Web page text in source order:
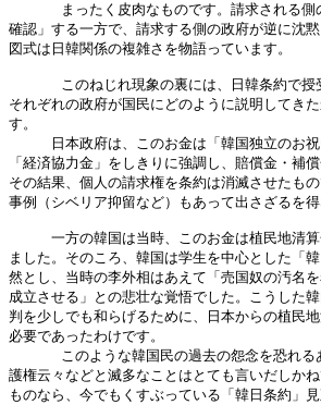
まったく皮肉なものです。請求される側
確認」する一方で、請求する側の政府が逆に沈
図式は日韓関係の複雑さを物語っています。
このねじれ現象の裏には、日韓条約で授
それぞれの政府が国民にどのように説明してき
す。
日本政府は、このお金は「韓国独立のお祝
「経済協力金」をしきりに強調し、賠償金・補
その結果、個人の請求権を条約は消滅させたも
事例（シベリア抑留など）もあって出さざるを得
一方の韓国は当時、このお金は植民地清算
ました。そのころ、韓国は学生を中心とした「
然とし、当時の李外相はあえて「売国奴の汚名
成立させる」との悲壮な覚悟でした。こうした
判を少しでも和らげるために、日本からの植民
必要であったわけです。
このような韓国民の過去の怨念を恐れる
護権云々などと滅多なことはとても言いだしか
ものなら、今でもくすぶっている「韓日条約」